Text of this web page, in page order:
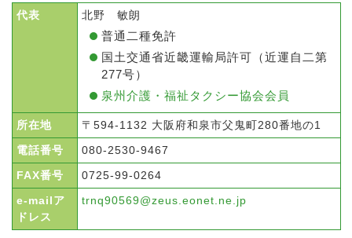
代表
北野 敏朗
普通二種免許
国土交通省近畿運輸局許可（近運自二第
277号）
泉州介護・福祉タクシー協会会員
所在地
〒594-1132 大阪府和泉市父鬼町280番地の1
電話番号
080-2530-9467
FAX番号
0725-99-0264
e-mailア
ドレス
trnq90569@zeus.eonet.ne.jp